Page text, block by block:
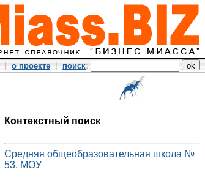
о проекте поиск:
Контекстный поиск
Средняя общеобразовательная школа №
53, МОУ